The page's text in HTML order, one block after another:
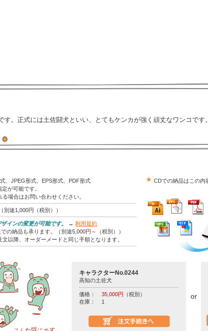
。正式には土佐闘犬といい、とてもケンカが強く頑丈なワンコです。
、JPEG形式、EPS形式、PDF形式
が可能です。
場合はお問い合わせください。
別途1,000円（税別））
インの変更が可能です。 →利用規約
の納品も承ります。（別途5,000円～（税別））
以降、オーダーメードと同じ手順となります。
CDでの納品はこの内
キャラクターNo.0244
高知の土佐犬
価格： 35,000円 （税別）
在庫：
1
or